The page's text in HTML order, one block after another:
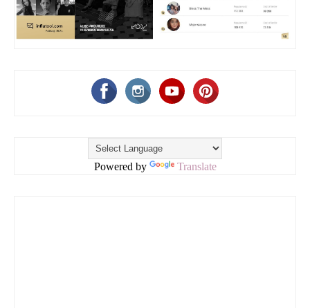
Powered by Translate